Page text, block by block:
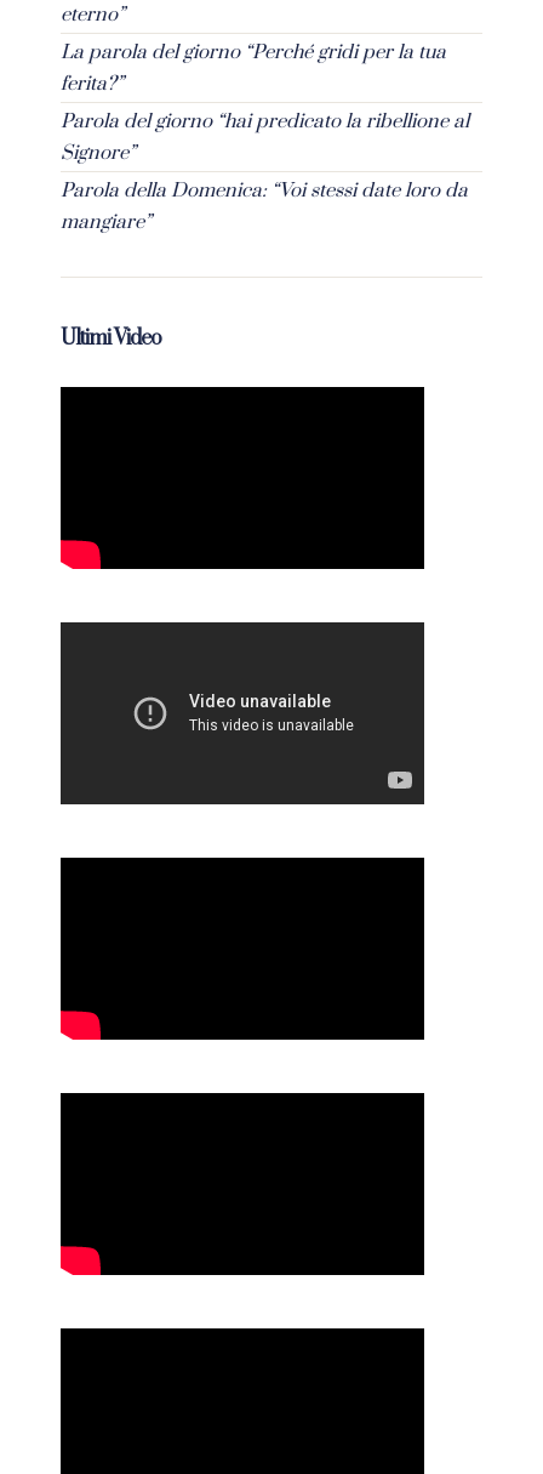
eterno”
La parola del giorno “Perché gridi per la tua
ferita?”
Parola del giorno “hai predicato la ribellione al
Signore”
Parola della Domenica: “Voi stessi date loro da
mangiare”
Ultimi Video